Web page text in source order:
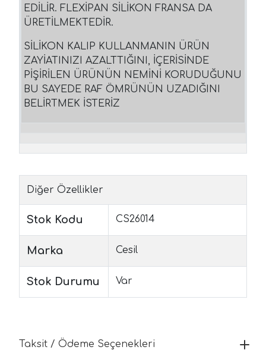
EDİLİR. FLEXİPAN SİLİKON FRANSA DA
ÜRETİLMEKTEDİR.
SİLİKON KALIP KULLANMANIN ÜRÜN
ZAYİATINIZI AZALTTIĞINI, İÇERİSİNDE
PİŞİRİLEN ÜRÜNÜN NEMİNİ KORUDUĞUNU
BU SAYEDE RAF ÖMRÜNÜN UZADIĞINI
BELİRTMEK İSTERİZ
Diğer Özellikler
Stok Kodu CS26014
Marka Cesil
Stok Durumu Var
Taksit / Ödeme Seçenekleri